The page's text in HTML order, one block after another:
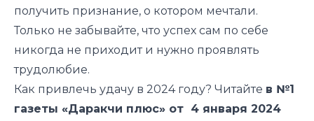
получить признание, о котором мечтали.
Только не забывайте, что успех сам по себе
никогда не приходит и нужно проявлять
трудолюбие.
Как привлечь удачу в 2024 году? Читайте в №1
газеты «Даракчи плюс» от 4 января 2024